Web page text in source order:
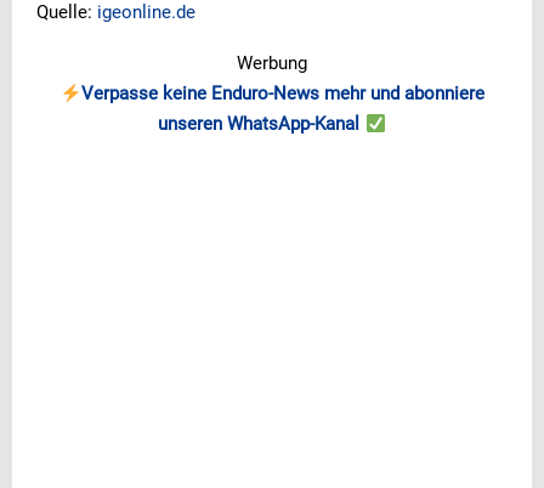
Quelle: igeonline.de
Werbung
Verpasse keine Enduro-News mehr und abonniere
unseren WhatsApp-Kanal